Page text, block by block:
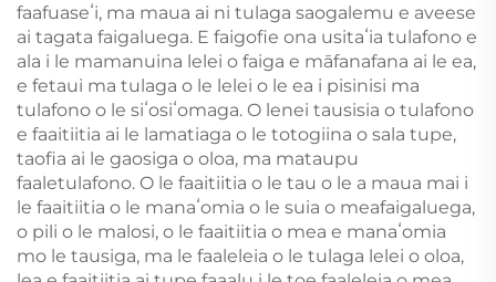
faafuaseʻi, ma maua ai ni tulaga saogalemu e aveese
ai tagata faigaluega. E faigofie ona usitaʻia tulafono e
ala i le mamanuina lelei o faiga e māfanafana ai le ea,
e fetaui ma tulaga o le lelei o le ea i pisinisi ma
tulafono o le siʻosiʻomaga. O lenei tausisia o tulafono
e faaitiitia ai le lamatiaga o le totogiina o sala tupe,
taofia ai le gaosiga o oloa, ma mataupu
faaletulafono. O le faaitiitia o le tau o le a maua mai i
le faaitiitia o le manaʻomia o le suia o meafaigaluega,
o pili o le malosi, o le faaitiitia o mea e manaʻomia
mo le tausiga, ma le faaleleia o le tulaga lelei o oloa,